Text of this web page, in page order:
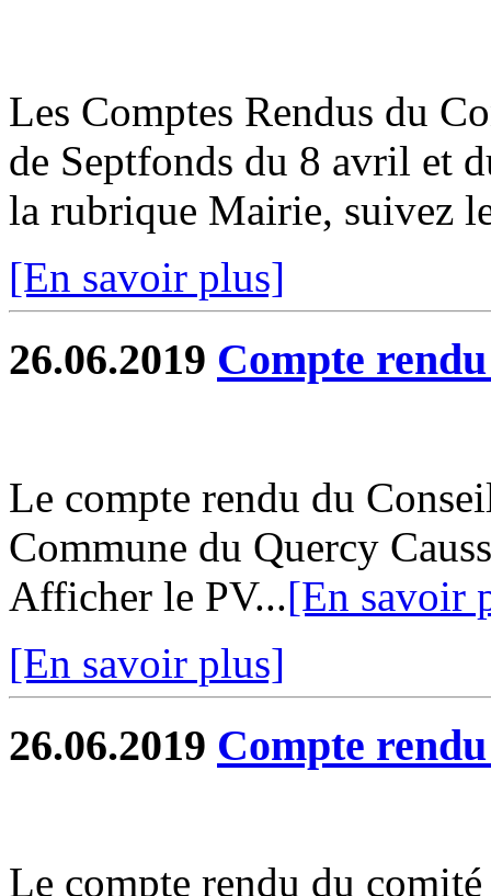
Les Comptes Rendus du
de Septfonds du 8 avril et
la rubrique Mairie, suivez
[En savoir plus]
26.06.2019 Compte
Le compte rendu du
Commune du Quercy
Afficher le PV...[En savoir
[En savoir plus]
26.06.2019 Compte
Le compte rendu du